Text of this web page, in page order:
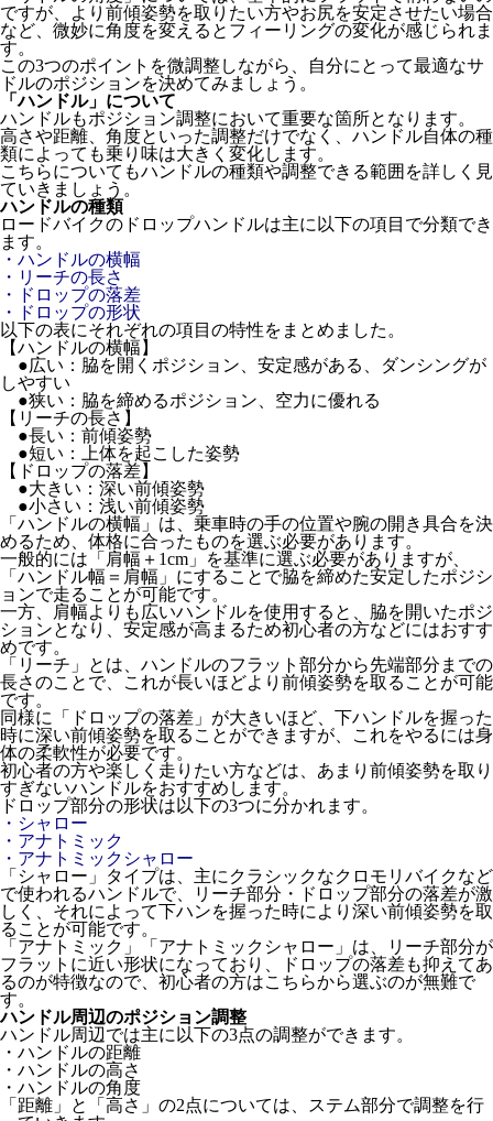
ですが、より前傾姿勢を取りたい方やお尻を安定させたい場合
など、微妙に角度を変えるとフィーリングの変化が感じられま
す。
この3つのポイントを微調整しながら、自分にとって最適なサ
ドルのポジションを決めてみましょう。
「ハンドル」について
ハンドルもポジション調整において重要な箇所となります。
高さや距離、角度といった調整だけでなく、ハンドル自体の種
類によっても乗り味は大きく変化します。
こちらについてもハンドルの種類や調整できる範囲を詳しく見
ていきましょう。
ハンドルの種類
ロードバイクのドロップハンドルは主に以下の項目で分類でき
ます。
・ハンドルの横幅
・リーチの長さ
・ドロップの落差
・ドロップの形状
以下の表にそれぞれの項目の特性をまとめました。
【ハンドルの横幅】
●広い：脇を開くポジション、安定感がある、ダンシングが
しやすい
●狭い：脇を締めるポジション、空力に優れる
【リーチの長さ】
●長い：前傾姿勢
●短い：上体を起こした姿勢
【ドロップの落差】
●大きい：深い前傾姿勢
●小さい：浅い前傾姿勢
「ハンドルの横幅」は、乗車時の手の位置や腕の開き具合を決
めるため、体格に合ったものを選ぶ必要があります。
一般的には「肩幅＋1cm」を基準に選ぶ必要がありますが、
「ハンドル幅＝肩幅」にすることで脇を締めた安定したポジシ
ョンで走ることが可能です。
一方、肩幅よりも広いハンドルを使用すると、脇を開いたポジ
ションとなり、安定感が高まるため初心者の方などにはおすす
めです。
「リーチ」とは、ハンドルのフラット部分から先端部分までの
長さのことで、これが長いほどより前傾姿勢を取ることが可能
です。
同様に「ドロップの落差」が大きいほど、下ハンドルを握った
時に深い前傾姿勢を取ることができますが、これをやるには身
体の柔軟性が必要です。
初心者の方や楽しく走りたい方などは、あまり前傾姿勢を取り
すぎないハンドルをおすすめします。
ドロップ部分の形状は以下の3つに分かれます。
・シャロー
・アナトミック
・アナトミックシャロー
「シャロー」タイプは、主にクラシックなクロモリバイクなど
で使われるハンドルで、リーチ部分・ドロップ部分の落差が激
しく、それによって下ハンを握った時により深い前傾姿勢を取
ることが可能です。
「アナトミック」「アナトミックシャロー」は、リーチ部分が
フラットに近い形状になっており、ドロップの落差も抑えてあ
るのが特徴なので、初心者の方はこちらから選ぶのが無難で
す。
ハンドル周辺のポジション調整
ハンドル周辺では主に以下の3点の調整ができます。
・ハンドルの距離
・ハンドルの高さ
・ハンドルの角度
「距離」と「高さ」の2点については、ステム部分で調整を行